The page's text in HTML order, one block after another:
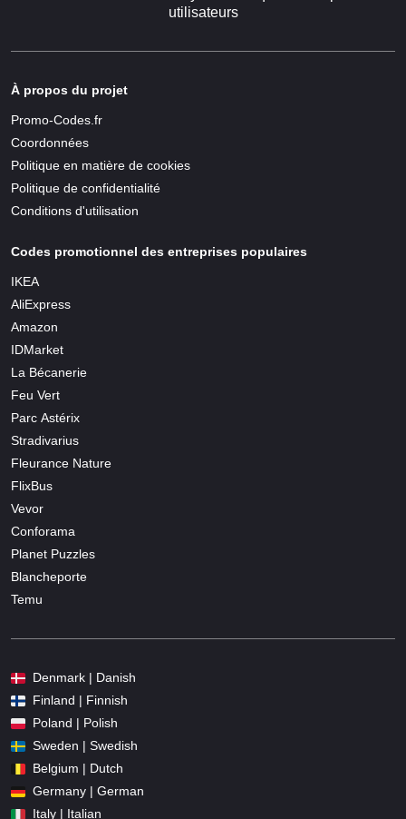
utilisateurs
À propos du projet
Promo-Codes.fr
Coordonnées
Politique en matière de cookies
Politique de confidentialité
Conditions d'utilisation
Codes promotionnel des entreprises populaires
IKEA
AliExpress
Amazon
IDMarket
La Bécanerie
Feu Vert
Parc Astérix
Stradivarius
Fleurance Nature
FlixBus
Vevor
Conforama
Planet Puzzles
Blancheporte
Temu
Denmark | Danish
Finland | Finnish
Poland | Polish
Sweden | Swedish
Belgium | Dutch
Germany | German
Italy | Italian